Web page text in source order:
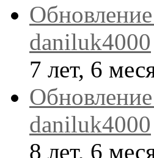
daniluk4000
7 лет, 6
daniluk4000
8 лет, 6